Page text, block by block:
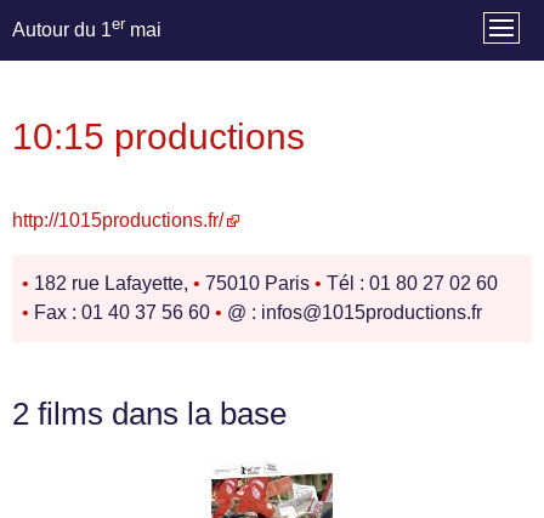
Autour du 1er mai
10:15 productions
http://1015productions.fr/
• 182 rue Lafayette, • 75010 Paris • Tél : 01 80 27 02 60
• Fax : 01 40 37 56 60 • @ : infos@1015productions.fr
2 films dans la base